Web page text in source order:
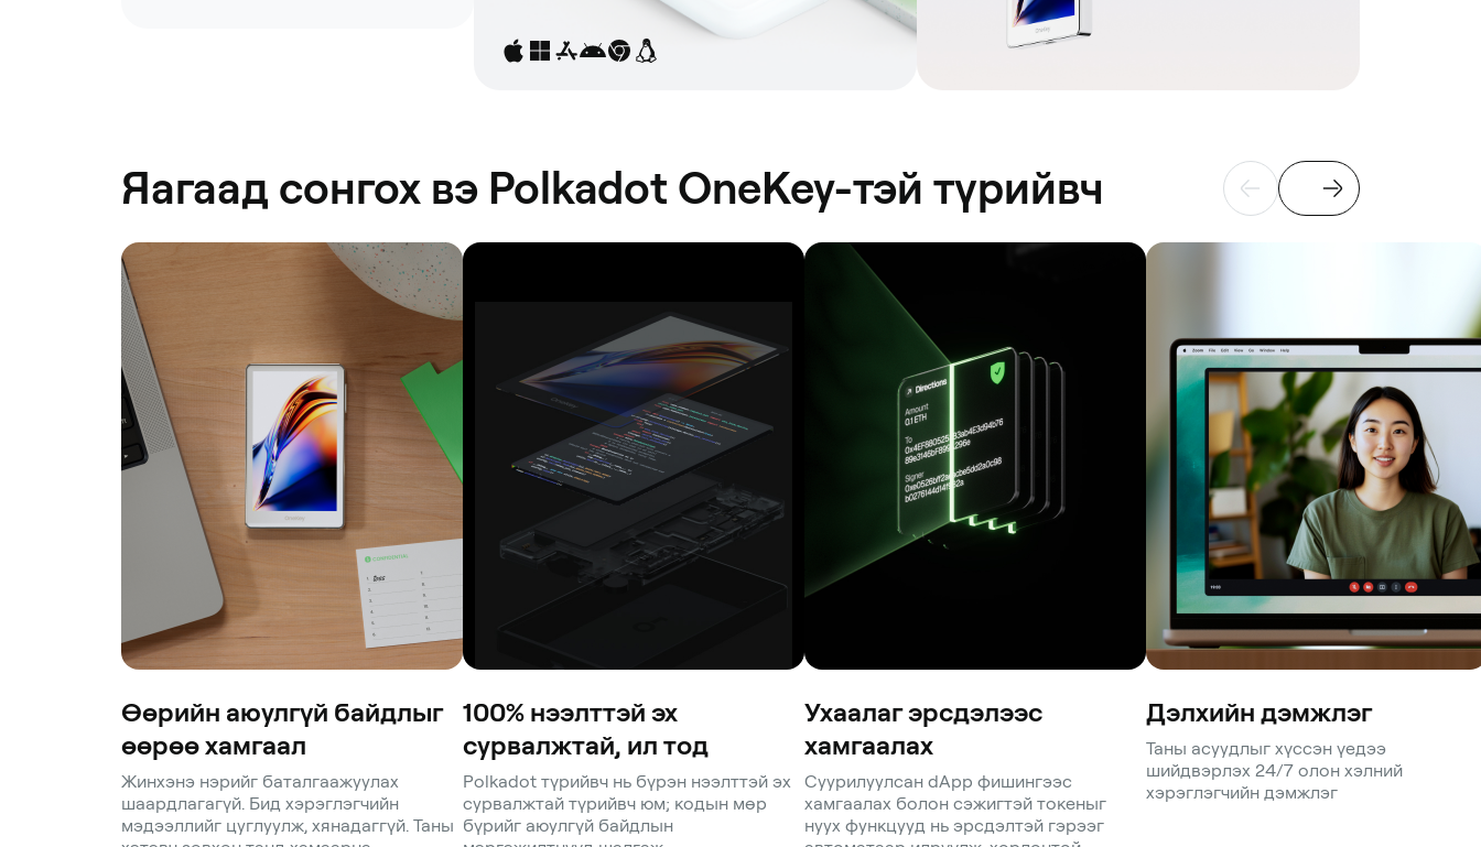
Яагаад сонгох вэ Polkadot OneKey-тэй түрийвч
Өөрийн аюулгүй байдлыг
өөрөө хамгаал
Жинхэнэ нэрийг баталгаажуулах
шаардлагагүй. Бид хэрэглэгчийн
мэдээллийг цуглуулж, хянадаггүй. Таны
100% нээлттэй эх
сурвалжтай, ил тод
Polkadot түрийвч нь бүрэн нээлттэй эх
сурвалжтай түрийвч юм; кодын мөр
бүрийг аюулгүй байдлын
Ухаалаг эрсдэлээс
хамгаалах
Суурилуулсан dApp фишингээс
хамгаалах болон сэжигтэй токеныг
нуух функцууд нь эрсдэлтэй гэрээг
Дэлхийн дэмжлэг
Таны асуудлыг хүссэн үедээ
шийдвэрлэх 24/7 олон хэлний
хэрэглэгчийн дэмжлэг